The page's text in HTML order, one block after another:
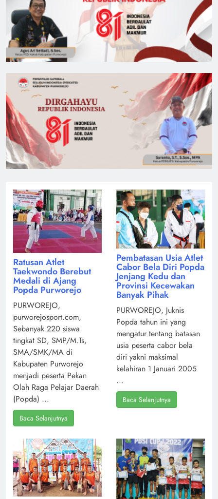
Ratusan Atlet
Taekwondo Berebut
Medali di Ajang
Popda Purworejo
PURWOREJO,
purworejosport.com,
Sebanyak 220 siswa
tingkat SD, SMP/M.Ts,
SMA/SMK/MA di
Kabupaten Purworejo
menjadi peserta Pekan
Olah Raga Pelajar Daerah
(Popda) ...
Baca Selanjutnya
Pembatasan Usia Atlet
Cabor Bela Diri Popda
Jenjang Kedu dan
Provinsi Kecewakan
Banyak Pihak
PURWOREJO, Juknis
Popda tahun ini yang
mengatur tentang batasan
usia peserta cabor bela
diri yakni maksimal
kelahiran 1 Januari 2005
...
Baca Selanjutnya